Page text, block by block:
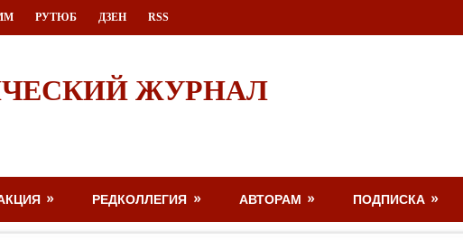
РУТЮБ ДЗЕН RSS
ЖУРНАЛ
РЕДКОЛЛЕГИЯ АВТОРАМ ПОДПИСКА